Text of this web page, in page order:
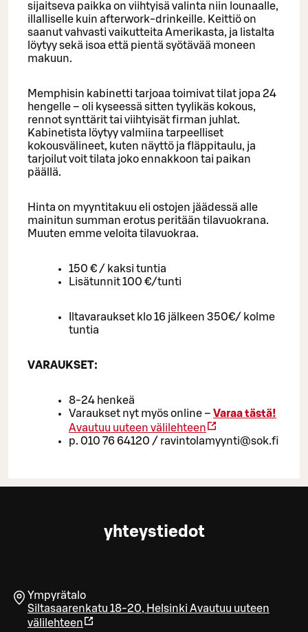
sijaitseva paikka on viihtyisä valinta niin lounaalle,
illalliselle kuin afterwork-drinkeille. Keittiö on
saanut vahvasti vaikutteita Amerikasta, ja listalta
löytyy sekä isoa että pientä syötävää moneen
makuun.
Memphisin kabinetti tarjoaa toimivat tilat jopa 24
hengelle – oli kyseessä sitten tyylikäs kokous,
rennot synttärit tai viihtyisät firman juhlat.
Kabinetista löytyy valmiina tarpeelliset
kokousvälineet, kuten näyttö ja fläppitaulu, ja
tarjoilut voit tilata joko ennakkoon tai paikan
päällä.
Hinta on myyntitakuu eli ostojen jäädessä alle
mainitun summan erotus peritään tilavuokrana.
Muuten emme veloita tilavuokraa.
150 € / kaksi tuntia
Lisätunnit 100 €/tunti
Iltavaraukset klo 16 jälkeen 350€/ kolme
tuntia
VARAUKSET:
8-24 henkeä
Varaukset nyt myös online – Varaa tästä!
Avautuu uuteen välilehteen
p. 010 76 64120 / ravintolamyynti@sok.fi
yhteystiedot
Ympyrätalo
Siltasaarenkatu 18-20, Helsinki Avautuu uuteen
välilehteen